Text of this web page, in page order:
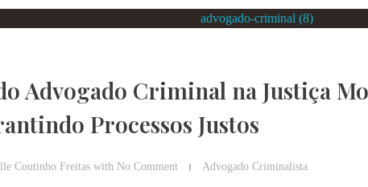
Advogado Criminal na Justiça
Processos Justos
Coutinho Freitas with No Comment Advogado Criminalista